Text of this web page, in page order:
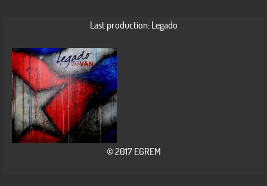
Last production: Legado
© 2017 EGREM